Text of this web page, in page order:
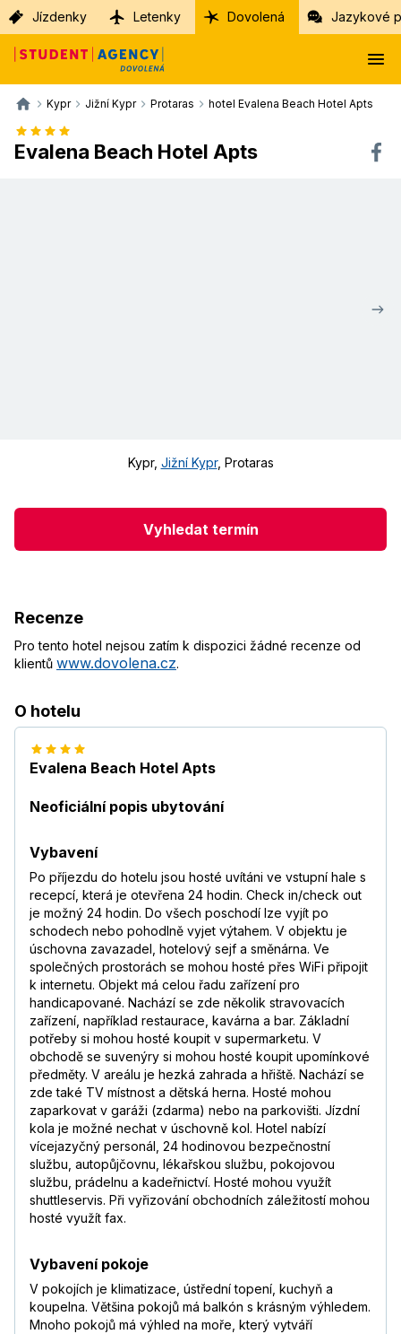
Jízdenky Letenky Dovolená Jazykové
Kypr Jižní Kypr Protaras hotel Evalena Beach Hotel Apts
Evalena Beach Hotel Apts
Kypr, Jižní Kypr, Protaras
Vyhledat termín
Recenze
Pro tento hotel nejsou zatím k dispozici žádné recenze od
klientů www.dovolena.cz.
O hotelu
Evalena Beach Hotel Apts
Neoficiální popis ubytování
Vybavení
Po příjezdu do hotelu jsou hosté uvítáni ve vstupní hale s
recepcí, která je otevřena 24 hodin. Check in/check out
je možný 24 hodin. Do všech poschodí lze vyjít po
schodech nebo pohodlně vyjet výtahem. V objektu je
úschovna zavazadel, hotelový sejf a směnárna. Ve
společných prostorách se mohou hosté přes WiFi připojit
k internetu. Objekt má celou řadu zařízení pro
handicapované. Nachází se zde několik stravovacích
zařízení, například restaurace, kavárna a bar. Základní
potřeby si mohou hosté koupit v supermarketu. V
obchodě se suvenýry si mohou hosté koupit upomínkové
předměty. V areálu je hezká zahrada a hřiště. Nachází se
zde také TV místnost a dětská herna. Hosté mohou
zaparkovat v garáži (zdarma) nebo na parkovišti. Jízdní
kola je možné nechat v úschovně kol. Hotel nabízí
vícejazyčný personál, 24 hodinovou bezpečnostní
službu, autopůjčovnu, lékařskou službu, pokojovou
službu, prádelnu a kadeřnictví. Hosté mohou využít
shuttleservis. Při vyřizování obchodních záležitostí mohou
hosté využít fax.
Vybavení pokoje
V pokojích je klimatizace, ústřední topení, kuchyň a
koupelna. Většina pokojů má balkón s krásným výhledem.
Mnoho pokojů má výhled na moře, který vytváří